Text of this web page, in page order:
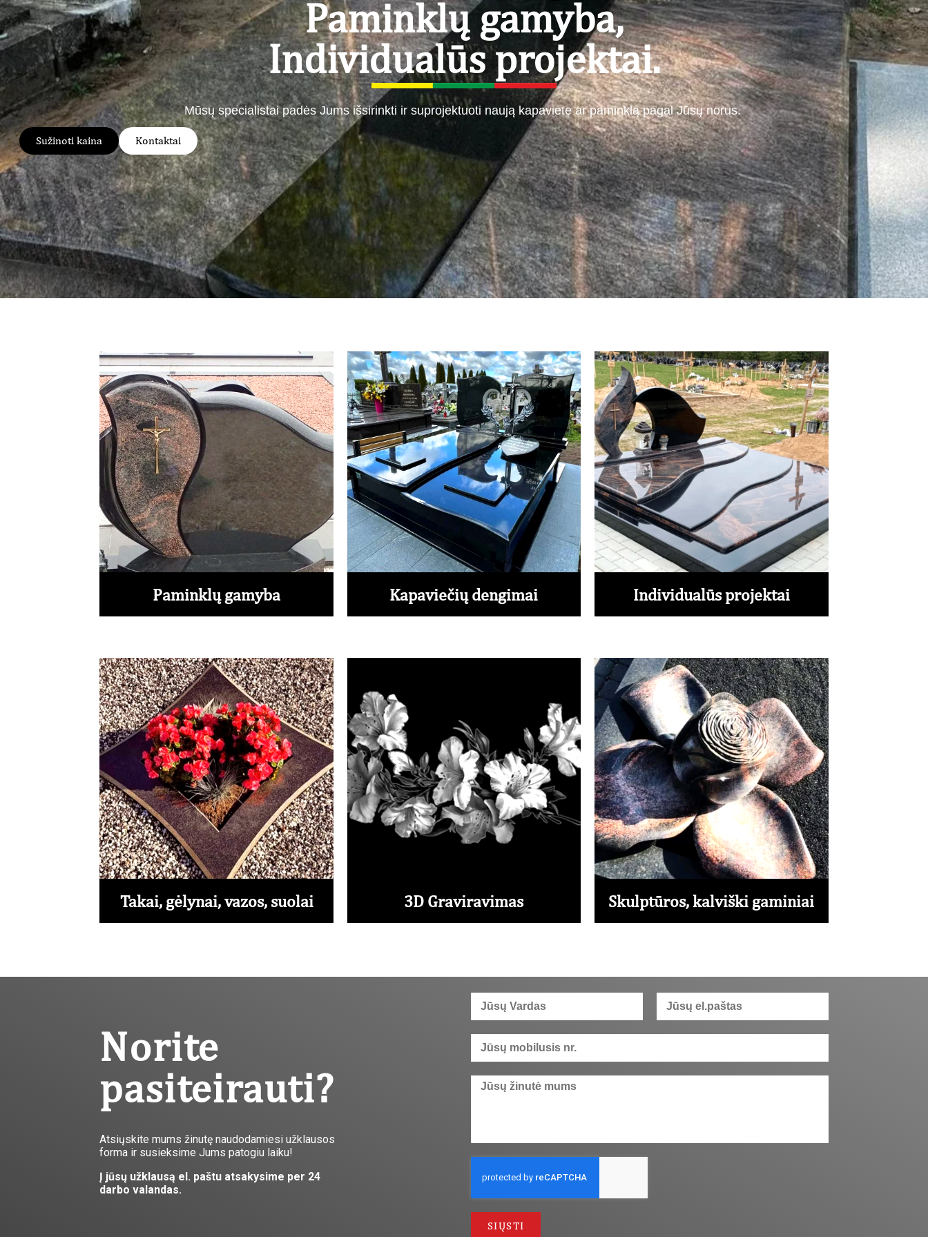
Paminklų gamyba,
Individualūs projektai.
Mūsų specialistai padės Jums išsirinkti ir suprojektuoti naują kapavietę ar paminklą pagal Jūsų norus.
Sužinoti kaina Kontaktai
Paminklų gamyba Kapaviečių dengimai Individualūs projektai
Takai, gėlynai, vazos, suolai 3D Graviravimas Skulptūros, kalviški gaminiai
Norite
pasiteirauti?
Atsiųskite mums žinutę naudodamiesi užklausos
forma ir susieksime Jums patogiu laiku!
Į jūsų užklausą el. paštu atsakysime per 24
darbo valandas.
SIŲSTI